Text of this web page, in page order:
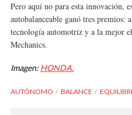
Pero aquí no para esta innovación,
autobalanceable ganó tres
tecnología automotriz y a la mejor
Mechanics.
Imagen: HONDA.
AUTÓNOMO BALANCE